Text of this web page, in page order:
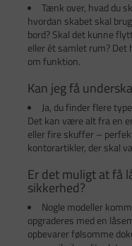
Tænk over, hvad du
hvordan skabet skal
bord? Skal det kunne
eller ét samlet rum? Det
om funktion.
Kan jeg få
Ja, du finder flere
Det kan være alt fra en
eller fire skuffer –
kontorartikler, der skal
Er det muligt at få
sikkerhed?
Nogle modeller
opgraderes med en
opbevarer følsomme